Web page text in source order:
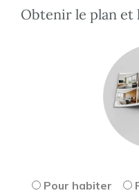
Obtenir le plan et
Pour habiter